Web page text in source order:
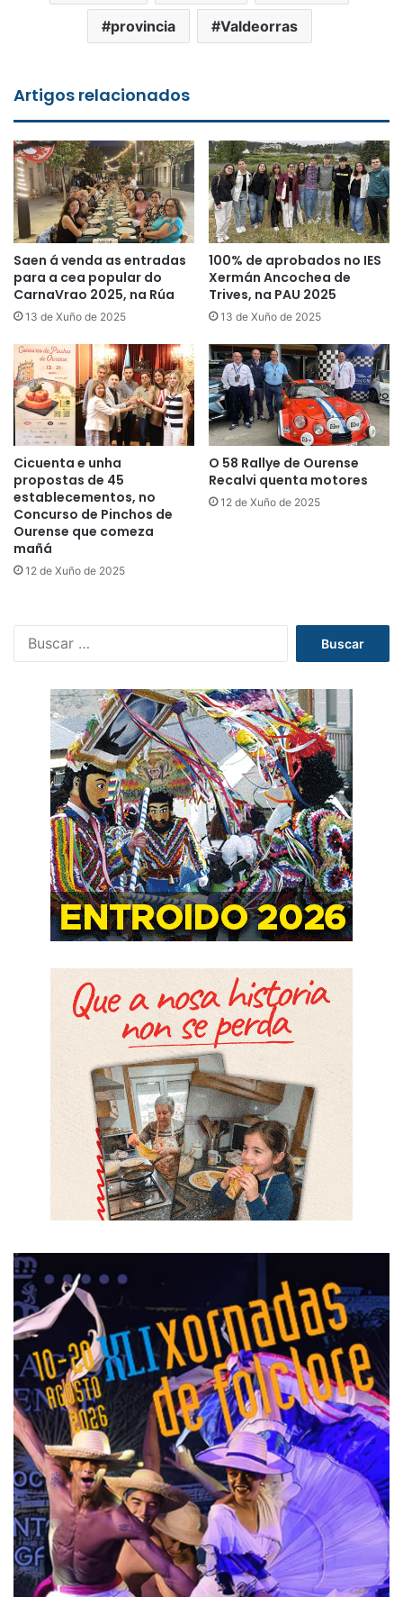
provincia Valdeorras
Artigos relacionados
Saen á venda as entradas
para a cea popular do
CarnaVrao 2025, na Rúa
13 de Xuño de 2025
100% de aprobados no IES
Xermán Ancochea de
Trives, na PAU 2025
13 de Xuño de 2025
Cicuenta e unha
propostas de 45
establecementos, no
Concurso de Pinchos de
Ourense que comeza
mañá
12 de Xuño de 2025
O 58 Rallye de Ourense
Recalvi quenta motores
12 de Xuño de 2025
c
a
r
: